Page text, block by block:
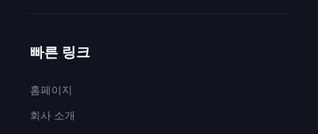
빠른 링크
홈페이지
회사 소개